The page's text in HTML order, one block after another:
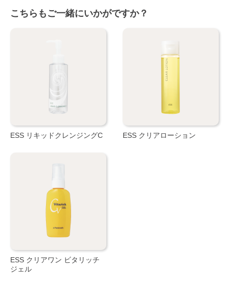
こちらもご一緒にいかがですか？
ESS リキッドクレンジングC ESS クリアローション
ESS クリアワン ビタリッチ
ジェル